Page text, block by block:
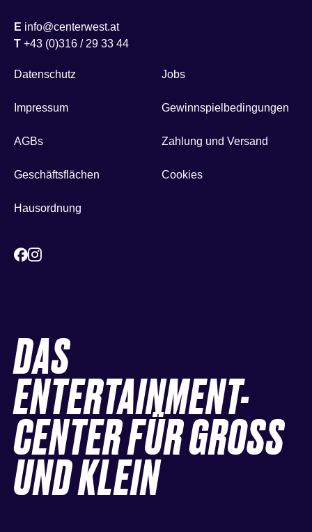
E info@centerwest.at
T +43 (0)316 / 29 33 44
Datenschutz
Impressum
AGBs
Geschäftsflächen
Hausordnung
Jobs
Gewinnspielbedingungen
Zahlung und Versand
Cookies
DAS
ENTERTAINMENT-
CENTER FÜR GROSS
UND KLEIN